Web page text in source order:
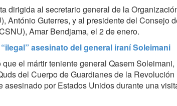
dirigida al secretario general de la
António Guterres, y al presidente del Consejo
Amar Bendjama, el 2 de enero.
asesinato del general iraní Soleimani
el mártir teniente general Qasem Soleimani,
del Cuerpo de Guardianes de la Revolución
asesinado por Estados Unidos durante una